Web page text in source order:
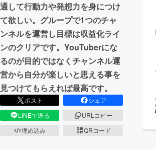
まちづくり・地域活性化
CAMPFIRE for Social Good
CAMPFIREふるさと納税machi-ya
通して行動力や発想力を身につけ
て欲しい。グループで1つのチャ
ンネルを運営し目標は収益化ライ
ンのクリアです。YouTuberにな
るのが目的ではなくチャンネル運
営から自分が楽しいと思える事を
見つけてもらえれば最高です。
ポスト
シェア
LINEで送る
URLコピー
埋め込み
QRコード